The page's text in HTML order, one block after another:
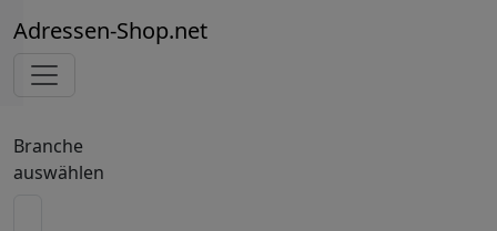
Adressen-Shop.net
Branche
auswählen